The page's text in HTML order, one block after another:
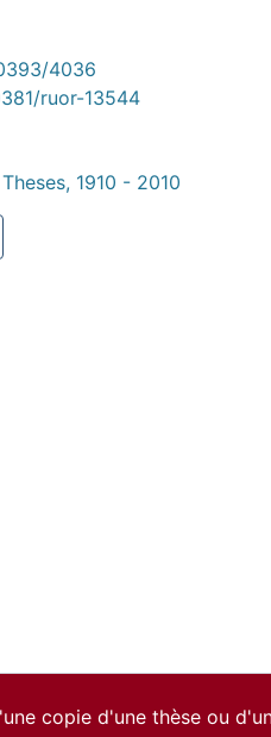
4036
ruor-13544
1910 - 2010
copie d'une thèse ou